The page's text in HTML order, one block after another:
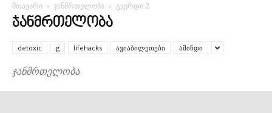
მთავარი ჯანმრთელობა გვერდი 2
ᲯᲐᲜᲛᲠᲗᲔᲚᲝᲑᲐ
detoxic g lifehacks ავიაბილეთები ამინდი
ჯანმრთელობა